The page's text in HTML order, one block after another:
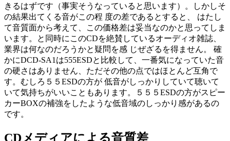
きるはずです（事実そうなっていると思います）。しかしそ
の結果出てくる音がこの程 度の差であるとすると、 はたし
て音質面から考えて、この価格差は妥当なのかと思ってしま
います。と同時にこのCDを絶賛しているオーディオ雑誌、
業界は何なのだろうかと疑問を感 じぜざるを得ません。 確
かにDCD-SA1は555ESDと比較して、一番気になっていた音
の硬さはありません、ただその他の点ではほとんど互角で
す。むしろ５５ESDの方が 低音がしっかりしていて聴いて
いて気持ちがいいこともあります。５５５ESDの方がスピー
カーBOXの補強をしたような低音域のしっかり感があるの
です。
CDメディアによる音質差